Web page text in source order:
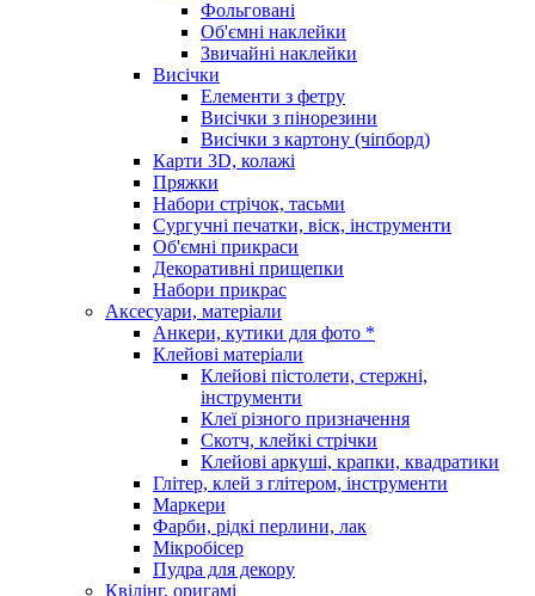
Фольговані
Об'ємні наклейки
Звичайні наклейки
Висічки
Елементи з фетру
Висічки з пінорезини
Висічки з картону (чіпборд)
Карти 3D, колажі
Пряжки
Набори стрічок, тасьми
Сургучні печатки, віск, інструменти
Об'ємні прикраси
Декоративні прищепки
Набори прикрас
Аксесуари, матеріали
Анкери, кутики для фото *
Клейові матеріали
Клейові пістолети, стержні,
інструменти
Клеї різного призначення
Скотч, клейкі стрічки
Клейові аркуші, крапки, квадратики
Глітер, клей з глітером, інструменти
Маркери
Фарби, рідкі перлини, лак
Мікробісер
Пудра для декору
Квілінг, оригамі